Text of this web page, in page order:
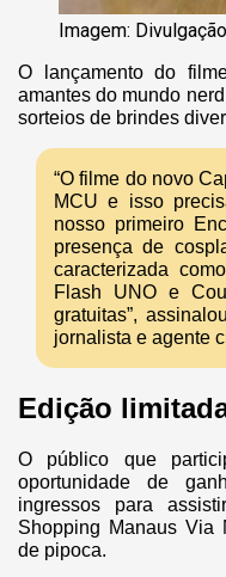
Imagem: Divulgação
O lançamento do
amantes do mundo
sorteios de brindes
“O filme do novo
MCU e isso
nosso primeiro
presença de
caracterizada
Flash UNO e
gratuitas”,
jornalista e agente
Edição
O público que
oportunidade de
ingressos para
Shopping Manaus Via
de pipoca.